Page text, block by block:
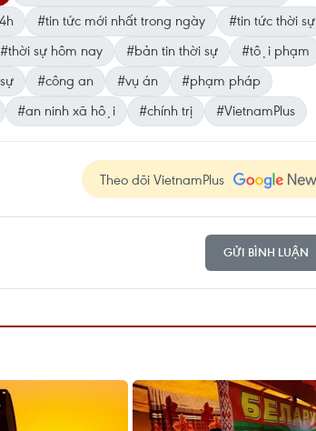
#tin tức mới nhất trong ngày
#tin tức thời sự
#thời sự hôm nay #bản tin thời sự
#tội phạm
#công an #vụ án
#phạm pháp
#an ninh xã hội #chính trị #VietnamPlus
Theo dõi VietnamPlus
GỬI BÌNH LUẬN